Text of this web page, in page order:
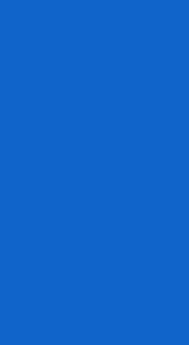
ကြီးဌာန
ကြီးဌာန
ည်သူ့အင်အား